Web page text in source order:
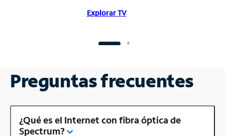
Explorar TV
Preguntas frecuentes
¿Qué es el Internet con fibra óptica de
Spectrum?